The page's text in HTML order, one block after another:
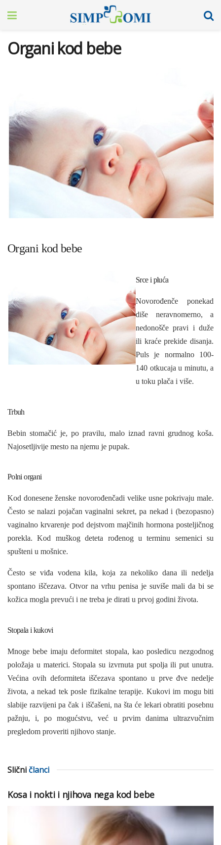
Organi kod bebe
Organi kod bebe
Srce i pluća
Novorođenče ponekad
diše neravnomerno, a
nedonošče pravi i duže
ili kraće prekide disanja.
Puls je normalno 100-
140 otkucaja u minutu, a
u toku plača i više.
Trbuh
Bebin stomačić je, po pravilu, malo iznad ravni grudnog koša.
Najosetljivije mesto na njemu je pupak.
Polni organi
Kod donesene ženske novorođenčadi velike usne pokrivaju male.
Često se nalazi pojačan vaginalni sekret, pa nekad i (bezopasno)
vaginalno krvarenje pod dejstvom majčinih hormona posteljičnog
porekla. Kod muškog deteta rođenog u terminu semenici su
spušteni u mošnice.
Često se viđa vodena kila, koja za nekoliko dana ili nedelja
spontano iščezava. Otvor na vrhu penisa je suviše mali da bi se
kožica mogla prevući i ne treba je dirati u prvoj godini života.
Stopala i kukovi
Mnoge bebe imaju deformitet stopala, kao posledicu nezgodnog
položaja u materici. Stopala su izvrnuta put spolja ili put unutra.
Većina ovih deformiteta iščezava spontano u prve đve nedelje
života, a nekad tek posle fizikalne terapije. Kukovi im mogu biti
slabije razvijeni pa čak i iščašeni, na šta će lekari obratiti posebnu
pažnju, i, po mogućstvu, već u prvim danima ultrazvučnim
pregledom proveriti njihovo stanje.
Slični članci
Kosa i nokti i njihova nega kod bebe